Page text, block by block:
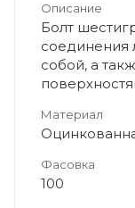
Описание
Болт
соединения
собой, а
Материал
Фасовка
100